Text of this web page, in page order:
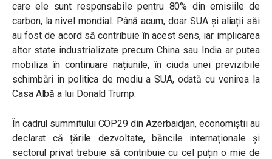
care ele sunt responsabile pentru 80% din emisiile de
carbon, la nivel mondial. Până acum, doar SUA și aliații săi
au fost de acord să contribuie în acest sens, iar implicarea
altor state industrializate precum China sau India ar putea
mobiliza în continuare națiunile, în ciuda unei previzibile
schimbări în politica de mediu a SUA, odată cu venirea la
Casa Albă a lui Donald Trump.
În cadrul summitului COP29 din Azerbaidjan, economiștii au
declarat că țările dezvoltate, băncile internaționale și
sectorul privat trebuie să contribuie cu cel puțin o mie de